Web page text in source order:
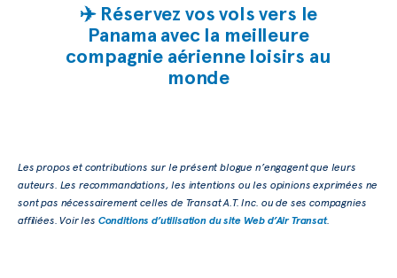
✈️ Réservez vos vols vers le
Panama avec la meilleure
compagnie aérienne loisirs au
monde
Les propos et contributions sur le présent blogue n’engagent que leurs
auteurs. Les recommandations, les intentions ou les opinions exprimées ne
sont pas nécessairement celles de Transat A.T. Inc. ou de ses compagnies
affiliées. Voir les Conditions d’utilisation du site Web d’Air Transat.